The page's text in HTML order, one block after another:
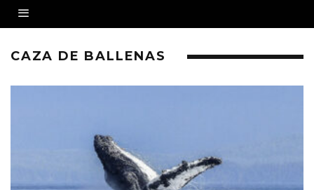
CAZA DE BALLENAS